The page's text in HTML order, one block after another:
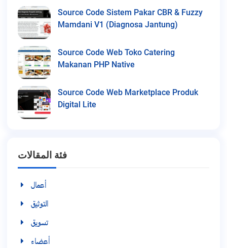
Source Code Sistem Pakar CBR & Fuzzy
Mamdani V1 (Diagnosa Jantung)
Source Code Web Toko Catering
Makanan PHP Native
Source Code Web Marketplace Produk
Digital Lite
فئة المقالات
أعمال
التوثيق
تسويق
أعضاء